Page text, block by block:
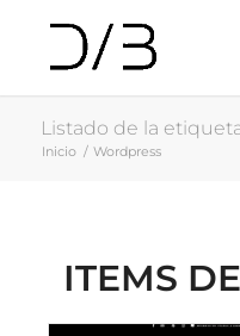
Listado de la
Inicio / Wordpress
ITEMS